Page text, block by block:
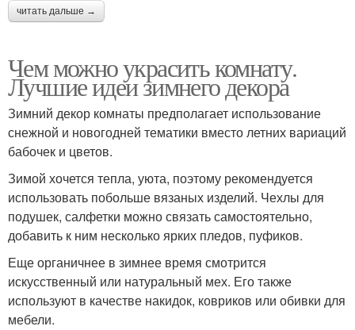
читать дальше →
Чем можно украсить комнату.
Лучшие идеи зимнего декора
Зимний декор комнаты предполагает использование
снежной и новогодней тематики вместо летних вариаций
бабочек и цветов.
Зимой хочется тепла, уюта, поэтому рекомендуется
использовать побольше вязаных изделий. Чехлы для
подушек, салфетки можно связать самостоятельно,
добавить к ним несколько ярких пледов, пуфиков.
Еще органичнее в зимнее время смотрится
искусственный или натуральный мех. Его также
используют в качестве накидок, ковриков или обивки для
мебели.